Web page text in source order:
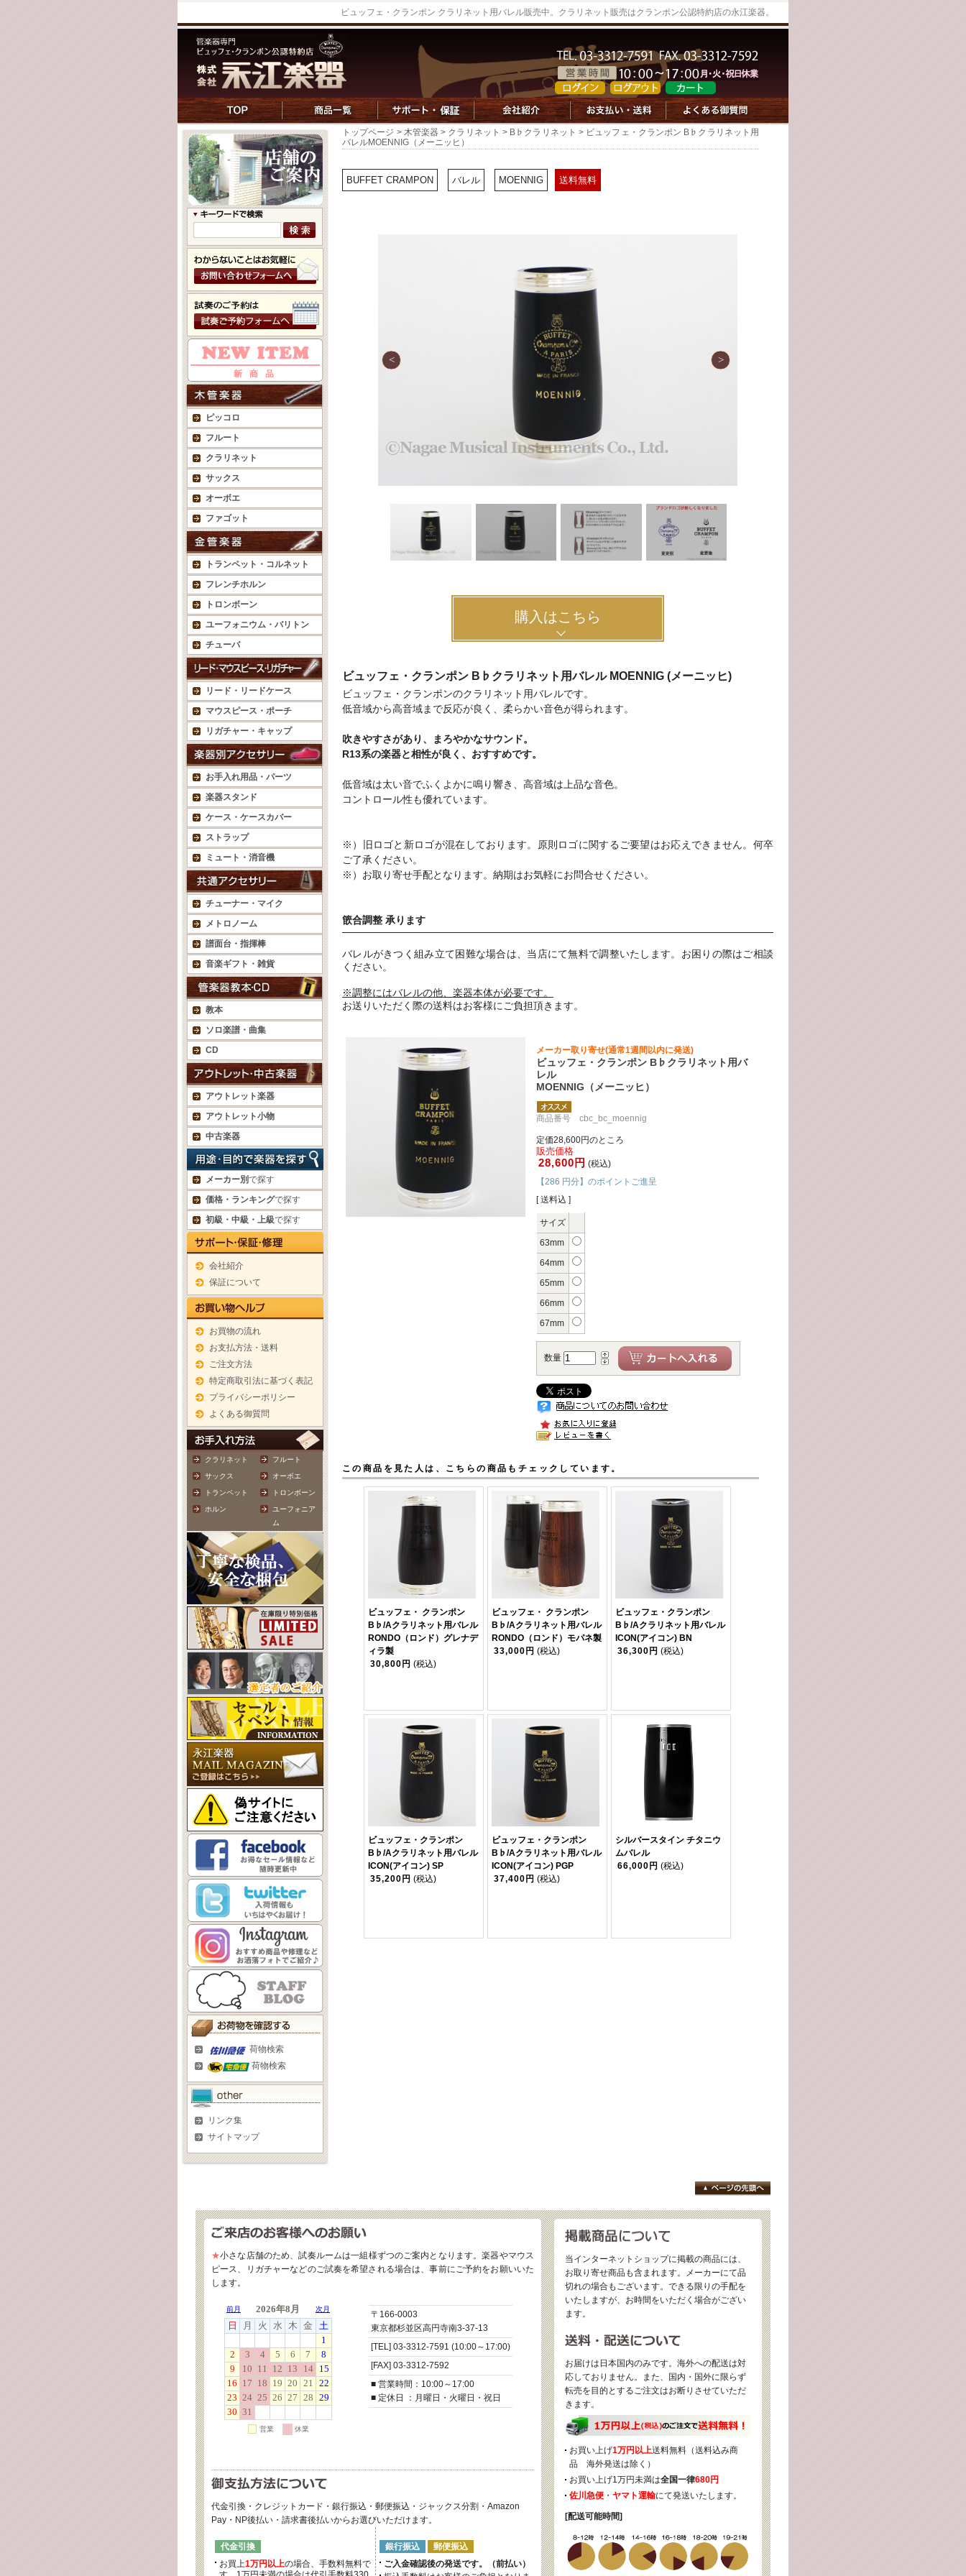
ビュッフェ・クランポン クラリネット用バレル販売中。クラリネット販売はクランポン公認特約店の永江楽器。
ピッコロ
フルート
クラリネット
サックス
オーボエ
ファゴット
トランペット・コルネット
フレンチホルン
トロンボーン
ユーフォニウム・バリトン
チューバ
リード・リードケース
マウスピース・ポーチ
リガチャー・キャップ
お手入れ用品・パーツ
楽器スタンド
ケース・ケースカバー
ストラップ
ミュート・消音機
チューナー・マイク
メトロノーム
譜面台・指揮棒
音楽ギフト・雑貨
教本
ソロ楽譜・曲集
CD
アウトレット楽器
アウトレット小物
中古楽器
メーカー別で探す
価格・ランキングで探す
初級・中級・上級で探す
会社紹介
保証について
お買物の流れ
お支払方法・送料
ご注文方法
特定商取引法に基づく表記
プライバシーポリシー
よくある御質問
クラリネット フルート
サックス オーボエ
トランペット トロンボーン
ホルン
ユーフォニア
ム
荷物検索
荷物検索
リンク集
サイトマップ
トップページ > 木管楽器 > クラリネット > B♭クラリネット > ビュッフェ・クランポン B♭クラリネット用
バレルMOENNIG（メーニッヒ）
BUFFET CRAMPON バレル MOENNIG 送料無料
購入はこちら
ビュッフェ・クランポン B♭クラリネット用バレル MOENNIG (メーニッヒ)
ビュッフェ・クランポンのクラリネット用バレルです。
低音域から高音域まで反応が良く、柔らかい音色が得られます。
吹きやすさがあり、まろやかなサウンド。
R13系の楽器と相性が良く、おすすめです。
低音域は太い音でふくよかに鳴り響き、高音域は上品な音色。
コントロール性も優れています。
※）旧ロゴと新ロゴが混在しております。原則ロゴに関するご要望はお応えできません。何卒
ご了承ください。
※）お取り寄せ手配となります。納期はお気軽にお問合せください。
篏合調整 承ります
バレルがきつく組み立て困難な場合は、当店にて無料で調整いたします。お困りの際はご相談
ください。
※調整にはバレルの他、楽器本体が必要です。
お送りいただく際の送料はお客様にご負担頂きます。
メーカー取り寄せ(通常1週間以内に発送)
ビュッフェ・クランポン B♭クラリネット用バ
レル
MOENNIG（メーニッヒ）
商品番号 cbc_bc_moennig
定価28,600円のところ
販売価格
28,600円 (税込)
【286 円分】のポイントご進呈
[ 送料込 ]
サイズ
63mm
64mm
65mm
66mm
67mm
数量
この商品を見た人は、こちらの商品もチェックしています。
ビュッフェ・ クランポン
B♭/Aクラリネット用バレル
RONDO（ロンド）グレナデ
ィラ製
30,800円 (税込)
ビュッフェ・ クランポン
B♭/Aクラリネット用バレル
RONDO（ロンド）モパネ製
33,000円 (税込)
ビュッフェ・クランポン
B♭/Aクラリネット用バレル
ICON(アイコン) BN
36,300円 (税込)
ビュッフェ・クランポン
B♭/Aクラリネット用バレル
ICON(アイコン) SP
35,200円 (税込)
ビュッフェ・クランポン
B♭/Aクラリネット用バレル
ICON(アイコン) PGP
37,400円 (税込)
シルバースタイン チタニウ
ムバレル
66,000円 (税込)
★小さな店舗のため、試奏ルームは一組様ずつのご案内となります。楽器やマウス
ピース、リガチャーなどのご試奏を希望される場合は、事前にご予約をお願いいた
します。
〒166-0003
東京都杉並区高円寺南3-37-13
[TEL] 03-3312-7591 (10:00～17:00)
[FAX] 03-3312-7592
■ 営業時間：10:00～17:00
■ 定休日 ：月曜日・火曜日・祝日
代金引換・クレジットカード・銀行振込・郵便振込・ジャックス分割・Amazon
Pay・NP後払い・請求書後払いからお選びいただけます。
代金引換
お買上1万円以上の場合、手数料無料で
銀行振込
郵便振込
ご入金確認後の発送です。（前払い）
当インターネットショップに掲載の商品には、
お取り寄せ商品も含まれます。メーカーにて品
切れの場合もございます。できる限りの手配を
いたしますが、お時間をいただく場合がござい
ます。
お届けは日本国内のみです。海外への配送は対
応しておりません。また、国内・国外に限らず
転売を目的とするご注文はお断りさせていただ
きます。
お買い上げ1万円以上送料無料（送料込み商
品 海外発送は除く）
お買い上げ1万円未満は全国一律680円
佐川急便 ・ ヤマト運輸にて発送いたします。
[配送可能時間]